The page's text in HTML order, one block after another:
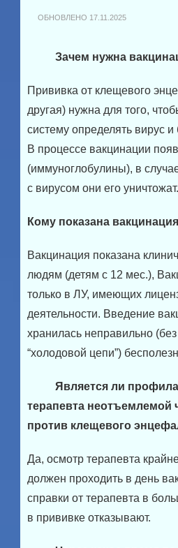
ОБНОВЛЕНО 17.11.2025
Зачем нужна
Прививка от клещевого
другая) нужна для того,
систему определять вирус и
В процессе вакцинации
(иммуноглобулины), в
с вирусом они его уничтожат.
Кому показана
Вакцинация показана
людям (детям с 12 мес.),
только в ЛУ, имеющих
деятельности. Введение
хранилась неправильно
“холодовой цепи”)
Является ли
терапевта неотъемлемой
против клещевого
Да, осмотр терапевта
должен проходить в день
справки от терапевта в
в прививке отказывают.